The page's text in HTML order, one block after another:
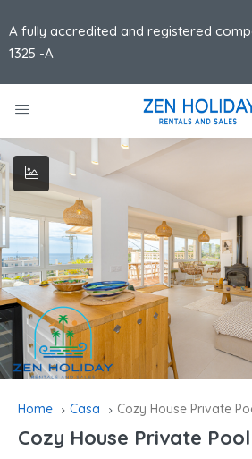
A fully accredited and registered
1325 -A
Home Casa Cozy House Private
Cozy House Private